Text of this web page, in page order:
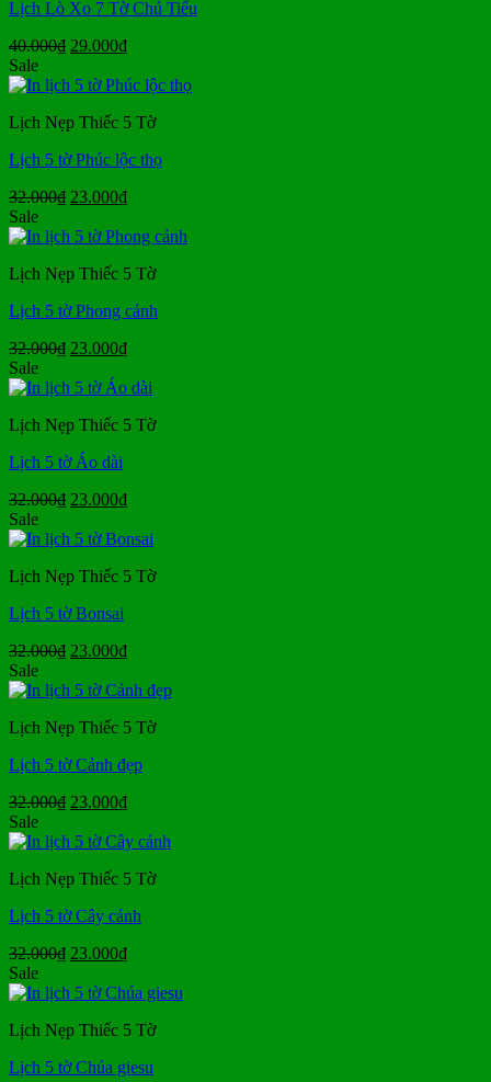
Lịch Lò Xo 7 Tờ Chú Tiểu
40.000₫ Giá
là:
29.000₫Giá
tại
29.000₫.
Sale
Lịch Nẹp Thiếc 5 Tờ
Lịch 5 tờ Phúc lộc thọ
32.000₫ Giá
là:
23.000₫Giá
tại
23.000₫.
Sale
Lịch Nẹp Thiếc 5 Tờ
Lịch 5 tờ Phong cảnh
32.000₫ Giá
là:
23.000₫Giá
tại
23.000₫.
Sale
Lịch Nẹp Thiếc 5 Tờ
Lịch 5 tờ Áo dài
32.000₫ Giá
là:
23.000₫Giá
tại
23.000₫.
Sale
Lịch Nẹp Thiếc 5 Tờ
Lịch 5 tờ Bonsai
32.000₫ Giá
là:
23.000₫Giá
tại
23.000₫.
Sale
Lịch Nẹp Thiếc 5 Tờ
Lịch 5 tờ Cảnh đẹp
32.000₫ Giá
là:
23.000₫Giá
tại
23.000₫.
Sale
Lịch Nẹp Thiếc 5 Tờ
Lịch 5 tờ Cây cảnh
32.000₫ Giá
là:
23.000₫Giá
tại
23.000₫.
Sale
Lịch Nẹp Thiếc 5 Tờ
Lịch 5 tờ Chúa giesu